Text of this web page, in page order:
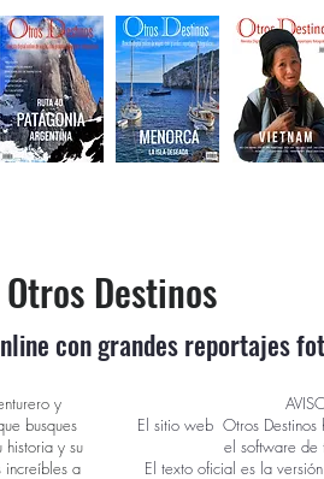
Destinos
con grandes reportajes
y
busques
historia y su
increíbles a
El sitio web Otros Destinos
el software de
El texto oficial es la